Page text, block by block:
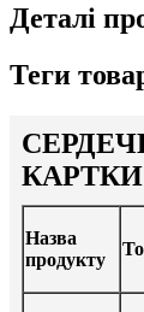
Деталі
Теги
КАРТКИ
Назва
продукту